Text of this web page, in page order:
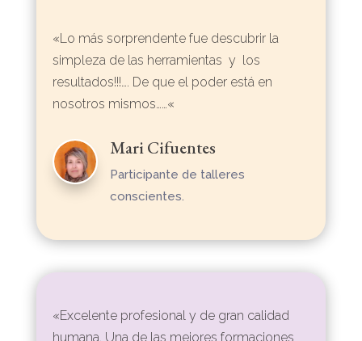
«L o más sorprendente fue descubrir la
simpleza de las herramientas y los
resultados!!!…. De que el poder está en
nosotros mismos…… «
Mari Cifuentes
Participante de talleres
conscientes.
«Excelente profesional y de gran calidad
humana. Una de las mejores formaciones